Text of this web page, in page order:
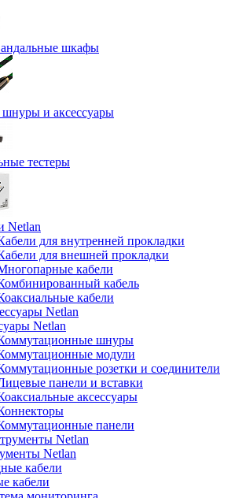
шкафы
и аксессуары
тестеры
Netlan
для внутренней прокладки
для внешней прокладки
кабели
кабель
кабели
Netlan
шнуры
модули
розетки и соединители
панели и вставки
аксессуары
панели
Netlan
кабели